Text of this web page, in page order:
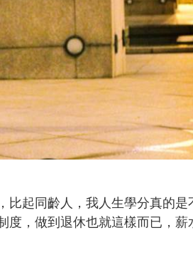
起同齡人，我人生學分真的是
度，做到退休也就這樣而已，薪